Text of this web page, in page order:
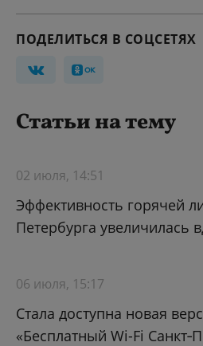
ПОДЕЛИТЬСЯ В СОЦСЕТЯХ
Статьи на тему
02 июля, 14:51
Эффективность горячей
Петербурга увеличилась
06 июля, 15:17
Стала доступна новая
«Бесплатный Wi-Fi